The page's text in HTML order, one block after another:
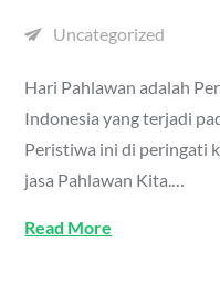
Uncategorized
Hari Pahlawan adalah
Indonesia yang terjadi
Peristiwa ini di peringati
jasa Pahlawan Kita.…
Read More